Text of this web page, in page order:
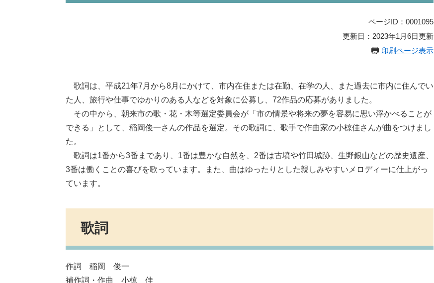
ページID：0001095
更新日：2023年1月6日更新
印刷ページ表示
歌詞は、平成21年7月から8月にかけて、市内在住または在勤、在学の人、また過去に市内に住んでい
た人、旅行や仕事でゆかりのある人などを対象に公募し、72作品の応募がありました。
その中から、朝来市の歌・花・木等選定委員会が「市の情景や将来の夢を容易に思い浮かべることが
できる」として、稲岡俊一さんの作品を選定。その歌詞に、歌手で作曲家の小椋佳さんが曲をつけまし
た。
歌詞は1番から3番まであり、1番は豊かな自然を、2番は古墳や竹田城跡、生野銀山などの歴史遺産、
3番は働くことの喜びを歌っています。また、曲はゆったりとした親しみやすいメロディーに仕上がっ
ています。
歌詞
作詞 稲岡 俊一
補作詞・作曲 小椋 佳